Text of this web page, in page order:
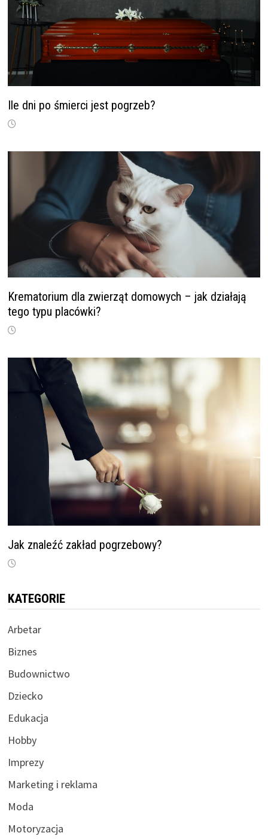
Ile dni po śmierci jest pogrzeb?
Krematorium dla zwierząt domowych – jak działają
tego typu placówki?
Jak znaleźć zakład pogrzebowy?
KATEGORIE
Arbetar
Biznes
Budownictwo
Dziecko
Edukacja
Hobby
Imprezy
Marketing i reklama
Moda
Motoryzacja